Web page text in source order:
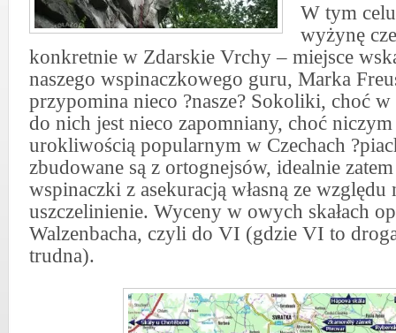
W tym
wyżynę
konkretnie w Zdarskie Vrchy – miejsce
naszego wspinaczkowego guru, Marka
przypomina nieco ?nasze? Sokoliki, choć
do nich jest nieco zapomniany, choć
urokliwością popularnym w Czechach
zbudowane są z ortognejsów, idealnie
wspinaczki z asekuracją własną ze względu
uszczelinienie. Wyceny w owych skałach
Walzenbacha, czyli do VI (gdzie VI to
trudna).